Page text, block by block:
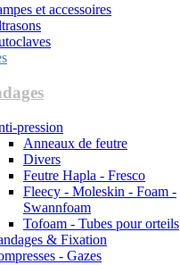
et accessoires
pression
Anneaux de feutre
Divers
Feutre Hapla - Fresco
Fleecy - Moleskin - Foam -
Swannfoam
Tofoam - Tubes pour orteils
& Fixation
- Gazes